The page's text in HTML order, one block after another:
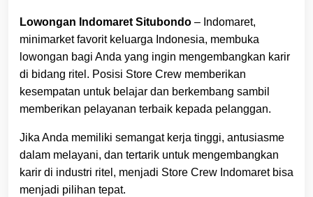
Lowongan Indomaret Situbondo – Indomaret,
minimarket favorit keluarga Indonesia, membuka
lowongan bagi Anda yang ingin mengembangkan karir
di bidang ritel. Posisi Store Crew memberikan
kesempatan untuk belajar dan berkembang sambil
memberikan pelayanan terbaik kepada pelanggan.
Jika Anda memiliki semangat kerja tinggi, antusiasme
dalam melayani, dan tertarik untuk mengembangkan
karir di industri ritel, menjadi Store Crew Indomaret bisa
menjadi pilihan tepat.